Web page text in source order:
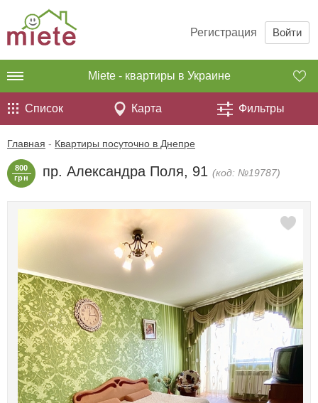
Регистрация Войти
Miete - квартиры в Украине
Список Карта Фильтры
Главная - Квартиры посуточно в Днепре
800
грн
пр. Александра Поля, 91 (код: №19787)